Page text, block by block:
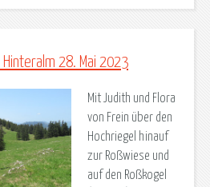
28. Mai 2023
Mit Judith und Flora
von Frein über den
Hochriegel hinauf
zur Roßwiese und
auf den Roßkogel